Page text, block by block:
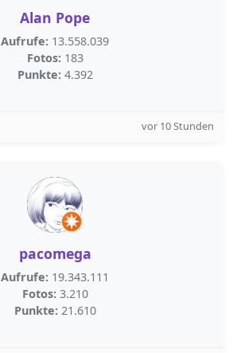
Alan Pope
Aufrufe: 13.558.039
Fotos: 183
Punkte: 4.392
vor 10 Stunden
pacomega
Aufrufe: 19.343.111
Fotos: 3.210
Punkte: 21.610